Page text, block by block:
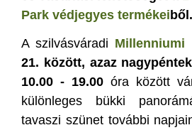
Park védjegyes termékeiből.
A szilvásváradi Millenniumi
21. között, azaz
10.00 - 19.00 óra között
különleges bükki
tavaszi szünet további